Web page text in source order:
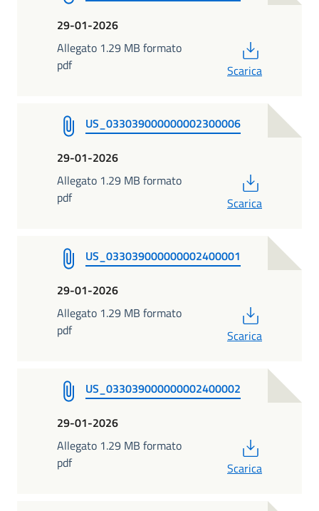
29-01-2026
Allegato 1.29 MB formato
pdf
Scarica
US_033039000000002300006
29-01-2026
Allegato 1.29 MB formato
pdf
Scarica
US_033039000000002400001
29-01-2026
Allegato 1.29 MB formato
pdf
Scarica
US_033039000000002400002
29-01-2026
Allegato 1.29 MB formato
pdf
Scarica